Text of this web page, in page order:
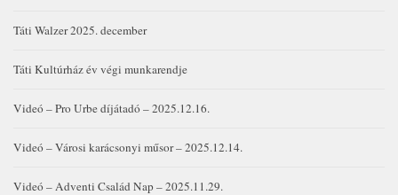
Táti Walzer 2025. december
Táti Kultúrház év végi munkarendje
Videó – Pro Urbe díjátadó – 2025.12.16.
Videó – Városi karácsonyi műsor – 2025.12.14.
Videó – Adventi Család Nap – 2025.11.29.